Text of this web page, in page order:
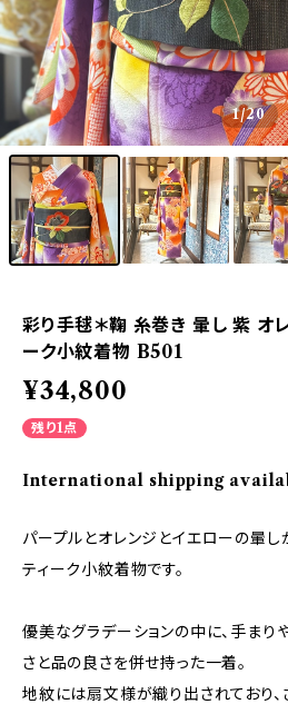
1/20
彩り手毬＊鞠 糸巻き 暈し 紫 オ
ーク小紋着物 B501
¥34,800
残り1点
International shipping
パープルとオレンジとイエローの暈し
ティーク小紋着物です。
優美なグラデーションの中に、手まり
さと品の良さを併せ持った一着。
地紋には扇文様が織り出されており